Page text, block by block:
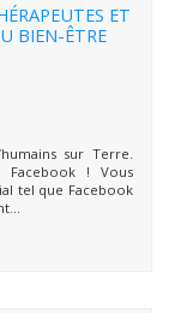
ET
BIEN-ÊTRE
sur Terre.
Facebook ! Vous
tel que Facebook